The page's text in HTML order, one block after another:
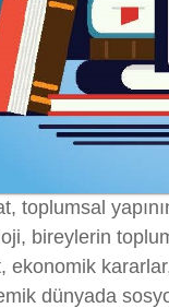
toplumsal
bireylerin
ekonomik
dünyada